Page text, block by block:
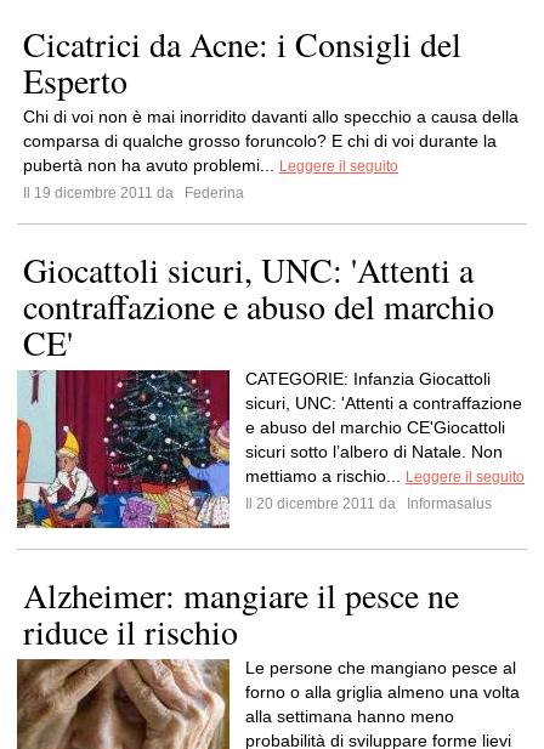
Cicatrici da Acne: i Consigli del
Esperto
Chi di voi non è mai inorridito davanti allo specchio a causa della
comparsa di qualche grosso foruncolo? E chi di voi durante la
pubertà non ha avuto problemi...
Leggere il seguito
Il 19 dicembre 2011 da
Federina
Giocattoli sicuri, UNC: 'Attenti a
contraffazione e abuso del marchio
CE'
CATEGORIE: Infanzia Giocattoli
sicuri, UNC: 'Attenti a contraffazione
e abuso del marchio CE'Giocattoli
sicuri sotto l’albero di Natale. Non
mettiamo a rischio...
Leggere il seguito
Il 20 dicembre 2011 da
Informasalus
Alzheimer: mangiare il pesce ne
riduce il rischio
Le persone che mangiano pesce al
forno o alla griglia almeno una volta
alla settimana hanno meno
probabilità di sviluppare forme lievi